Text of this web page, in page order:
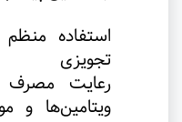
استفاده
تجویزی
رعایت مصرف
ویتامین‌ها و